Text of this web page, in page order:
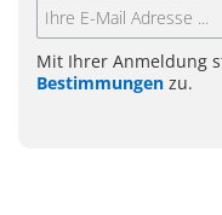
Mit Ihrer Anmeldung
Bestimmungen zu.